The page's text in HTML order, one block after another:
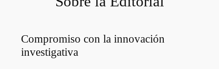
Compromiso con la innovación
investigativa